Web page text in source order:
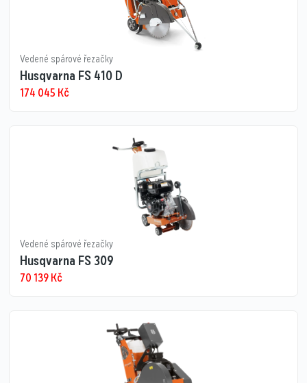
Vedené spárové řezačky
Husqvarna FS 410 D
174 045 Kč
Vedené spárové řezačky
Husqvarna FS 309
70 139Kč